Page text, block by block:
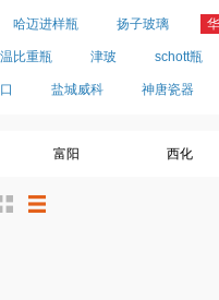
哈迈进样瓶 扬子玻璃
比重瓶 津玻 schott瓶
盐城威科 神唐瓷器
富阳 西化